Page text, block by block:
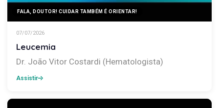
FALA, DOUTOR! CUIDAR TAMBÉM É ORIENTAR!
07/07/2026
Leucemia
Dr. João Vitor Costardi (Hematologista)
Assistir